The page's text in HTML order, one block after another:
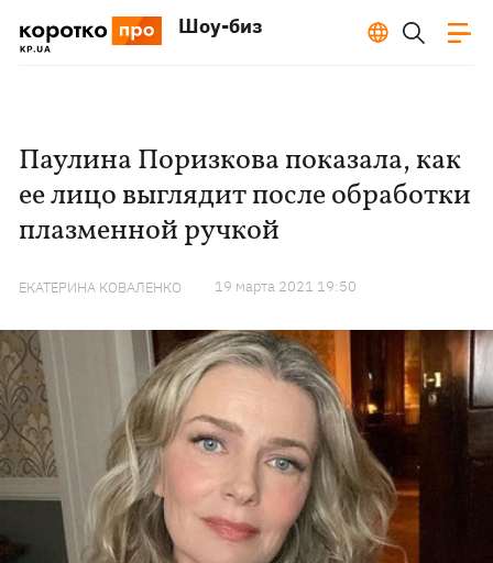
Шоу-биз
Паулина Поризкова показала, как
ее лицо выглядит после обработки
плазменной ручкой
ЕКАТЕРИНА КОВАЛЕНКО 19 марта 2021 19:50